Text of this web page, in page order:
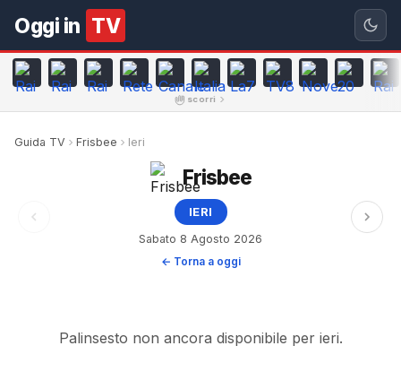
Oggi in TV
scorri
Guida TV Frisbee Ieri
Frisbee
IERI
Sabato 8 Agosto 2026
← Torna a oggi
Palinsesto non ancora disponibile per ieri.